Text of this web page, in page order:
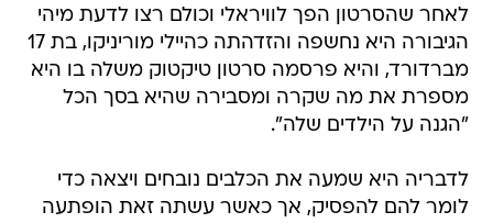
לאחר שהסרטון הפך לוויראלי וכולם רצו לדעת מיהי
הגיבורה היא נחשפה והזדהתה כהיילי מוריניקו, בת 17
מברדורד, והיא פרסמה סרטון טיקטוק משלה בו היא
מספרת את מה שקרה ומסבירה שהיא בסך הכל
"הגנה על הילדים שלה".
לדבריה היא שמעה את הכלבים נובחים ויצאה כדי
לומר להם להפסיק, אך כאשר עשתה זאת הופתעה